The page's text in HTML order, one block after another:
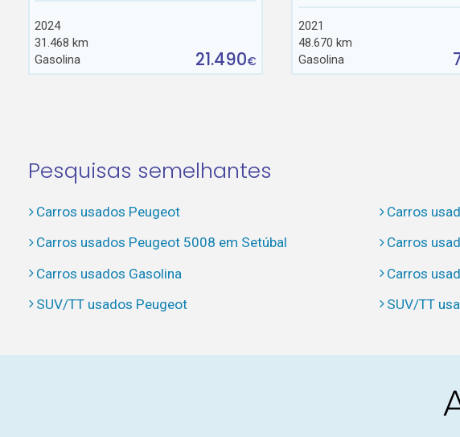
2024
31.468 km
Gasolina
21.490€
2021
48.670 km
Gasolina
Pesquisas semelhantes
Carros usados Peugeot Carros
Carros usados Peugeot 5008 em Setúbal
Carros
Carros usados Gasolina
Carros
SUV/TT usados Peugeot
SUV/TT